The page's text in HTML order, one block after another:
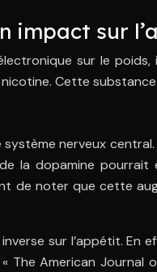
impact sur
sur le
Cette
nerveux
la dopamine
de noter que cette
sur l’appétit. En
The American